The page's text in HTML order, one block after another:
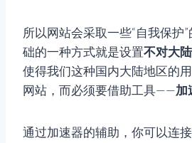
所以网站会采取一些“自我保护
础的一种方式就是设置不对大
使得我们这种国内大陆地区的
网站，而必须要借助工具——加
通过加速器的辅助，你可以连